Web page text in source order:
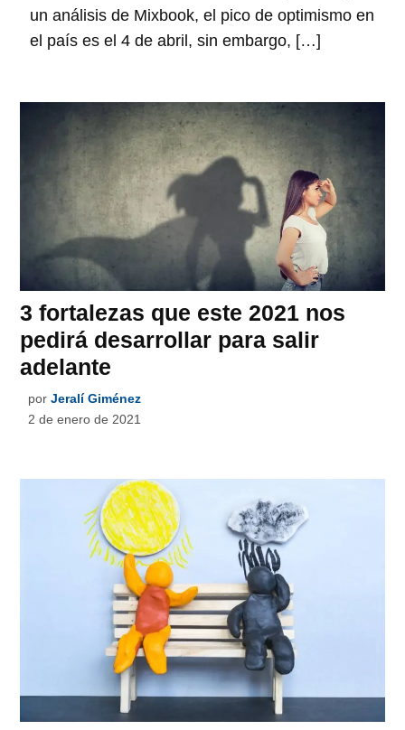
un análisis de Mixbook, el pico de optimismo en
el país es el 4 de abril, sin embargo, […]
3 fortalezas que este 2021 nos
pedirá desarrollar para salir
adelante
por Jeralí Giménez
2 de enero de 2021